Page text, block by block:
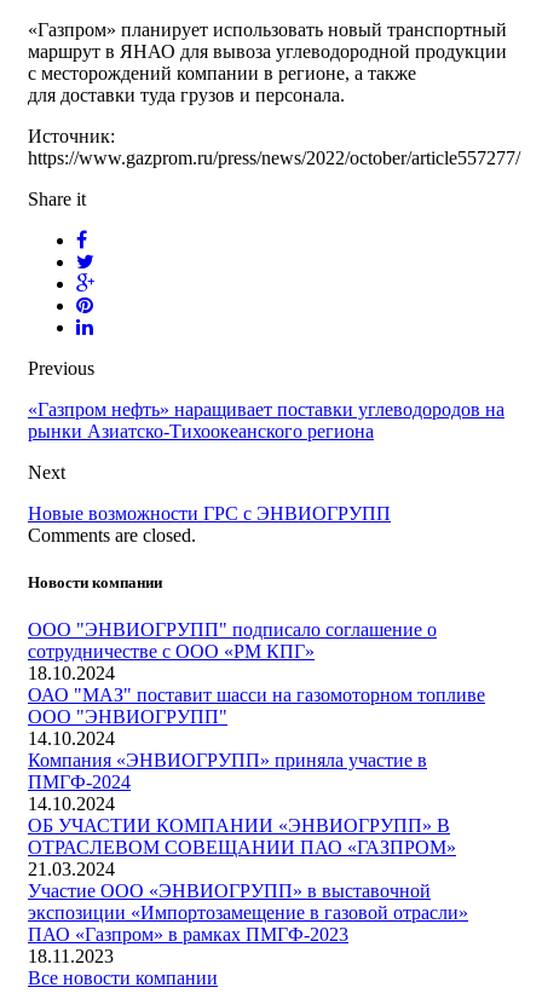
«Газпром» планирует использовать новый транспортный
маршрут в ЯНАО для вывоза углеводородной продукции
с месторождений компании в регионе, а также
для доставки туда грузов и персонала.
Источник:
https://www.gazprom.ru/press/news/2022/october/article557277/
Share it
Previous
«Газпром нефть» наращивает поставки углеводородов на
рынки Азиатско-Тихоокеанского региона
Next
Новые возможности ГРС с ЭНВИОГРУПП
Comments are closed.
Новости компании
ООО "ЭНВИОГРУПП" подписало соглашение о
сотрудничестве с ООО «РМ КПГ»
18.10.2024
ОАО "МАЗ" поставит шасси на газомоторном топливе
ООО "ЭНВИОГРУПП"
14.10.2024
Компания «ЭНВИОГРУПП» приняла участие в
ПМГФ-2024
14.10.2024
ОБ УЧАСТИИ КОМПАНИИ «ЭНВИОГРУПП» В
ОТРАСЛЕВОМ СОВЕЩАНИИ ПАО «ГАЗПРОМ»
21.03.2024
Участие ООО «ЭНВИОГРУПП» в выставочной
экспозиции «Импортозамещение в газовой отрасли»
ПАО «Газпром» в рамках ПМГФ-2023
18.11.2023
Все новости компании